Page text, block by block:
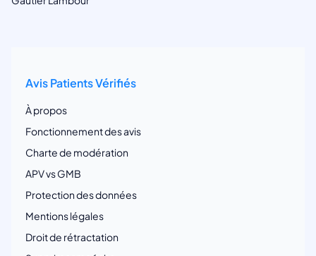
Avis Patients Vérifiés
À propos
Fonctionnement des avis
Charte de modération
APV vs GMB
Protection des données
Mentions légales
Droit de rétractation